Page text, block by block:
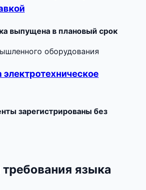
выпущена в плановый срок
оборудования
зарегистрированы без
языка